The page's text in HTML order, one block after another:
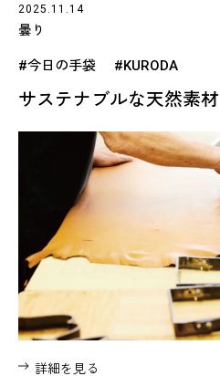
2025.11.14
曇り
#今日の手袋 #KURODA
サステナブルな天然素材
詳細を見る